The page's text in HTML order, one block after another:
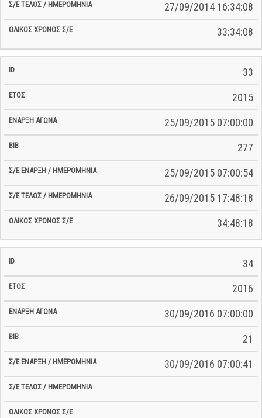
27/09/2014 16:34:08
33:34:08
33
2015
25/09/2015 07:00:00
277
25/09/2015 07:00:54
26/09/2015 17:48:18
34:48:18
34
2016
30/09/2016 07:00:00
21
30/09/2016 07:00:41